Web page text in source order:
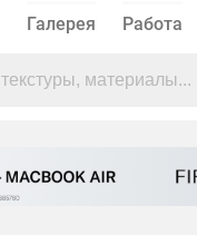
Галерея Работа